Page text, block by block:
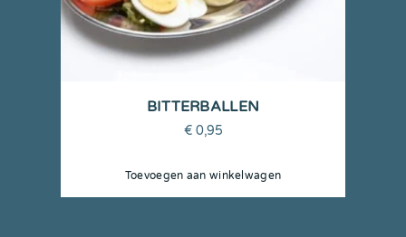
BITTERBALLEN
€ 0,95
Toevoegen aan winkelwagen